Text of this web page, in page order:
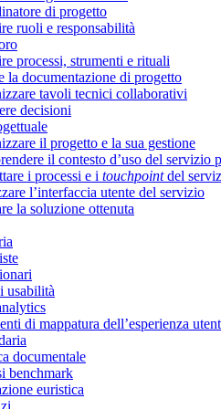
di progetto
ruoli e responsabilità
processi, strumenti e rituali
la documentazione di progetto
tavoli tecnici collaborativi
decisioni
il progetto e la sua gestione
il contesto d’uso del servizio
i processi e i touchpointdel
l’interfaccia utente del servizio
la soluzione ottenuta
usabilità
di mappatura dell’esperienza
documentale
benchmark
euristica